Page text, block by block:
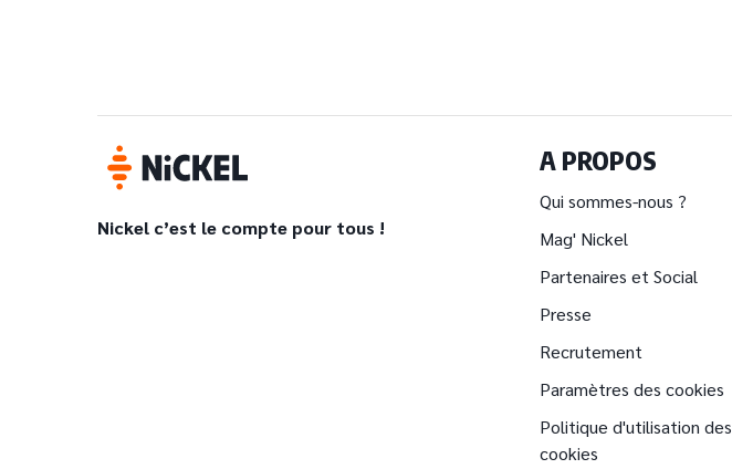
Nickel c’est le compte pour tous !
A PROPOS
Qui sommes-nous ?
Mag' Nickel
Partenaires et Social
Presse
Recrutement
Paramètres des cookies
Politique d'utilisation des
cookies